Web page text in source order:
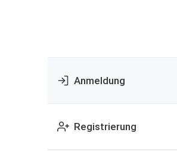
Anmeldung
Registrierung